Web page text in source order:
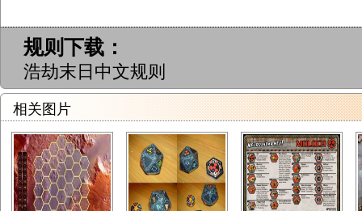
规则下载：
浩劫末日中文规则
相关图片